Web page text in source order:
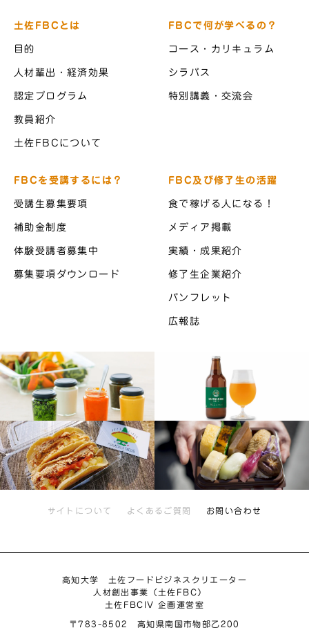
土佐FBCとは
目的
人材輩出・経済効果
認定プログラム
教員紹介
土佐FBCについて
FBCで何が学べるの？
コース・カリキュラム
シラバス
特別講義・交流会
FBCを受講するには？
受講生募集要項
補助金制度
体験受講者募集中
募集要項ダウンロード
FBC及び修了生の活躍
食で稼げる人になる！
メディア掲載
実績・成果紹介
修了生企業紹介
パンフレット
広報誌
サイトについて よくあるご質問 お問い合わせ
高知大学 土佐フードビジネスクリエーター
人材創出事業（土佐FBC）
土佐FBCIV 企画運営室
〒783-8502 高知県南国市物部乙200